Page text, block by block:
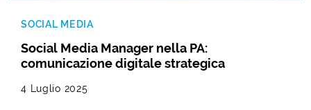
SOCIAL MEDIA
Social Media Manager nella PA:
comunicazione digitale strategica
4 Luglio 2025